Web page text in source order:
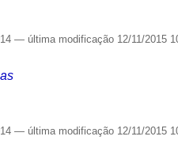
— última modificação 12/11/2015
— última modificação 12/11/2015